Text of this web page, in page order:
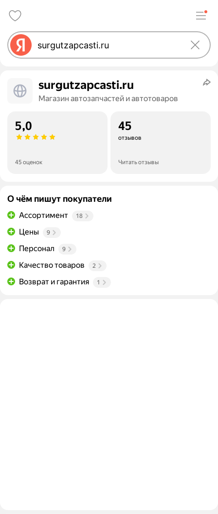
surgutzapcasti.ru
Магазин автозапчастей и автотоваров
5,0
45 оценок
45
отзывов
Читать отзывы
О чём пишут покупатели
Ассортимент 18
Цены 9
Персонал 9
Качество товаров 2
Возврат и гарантия 1